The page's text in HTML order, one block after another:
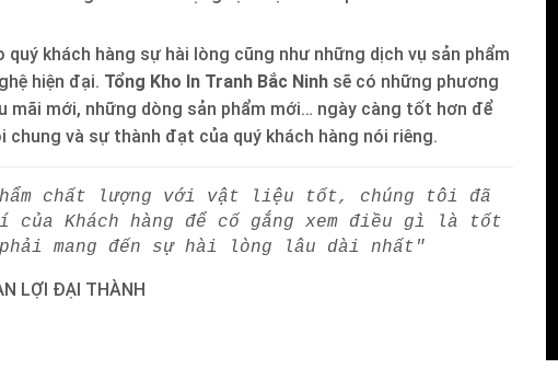
khách hàng sự hài lòng cũng như những dịch vụ sản phẩm
hiện đại. Tổng Kho In Tranh Bắc Ninh sẽ có những phương
mãi mới, những dòng sản phẩm mới… ngày càng tốt hơn để
và sự thành đạt của quý khách hàng nói riêng.
chất lượng với vật liệu tốt, chúng tôi đã
Khách hàng để cố gắng xem điều gì là tốt
mang đến sự hài lòng lâu dài nhất"
LỢI ĐẠI THÀNH